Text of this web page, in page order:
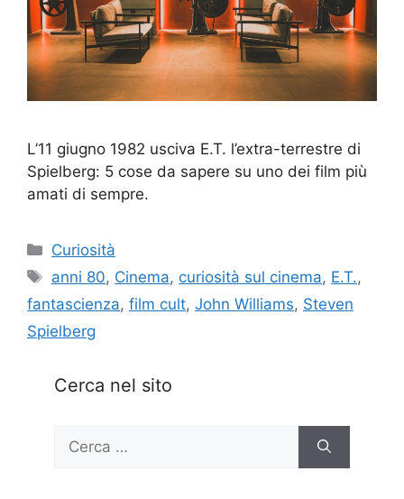
L’11 giugno 1982 usciva E.T. l’extra-terrestre di
Spielberg: 5 cose da sapere su uno dei film più
amati di sempre.
Categorie
Curiosità
Tag
anni 80, Cinema, curiosità sul cinema, E.T.,
fantascienza, film cult, John Williams, Steven
Spielberg
Cerca nel sito
per: